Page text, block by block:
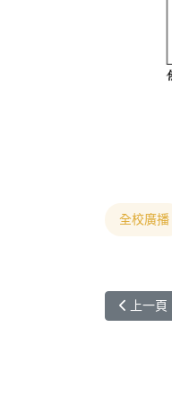
全校廣播
上一篇文
上一頁